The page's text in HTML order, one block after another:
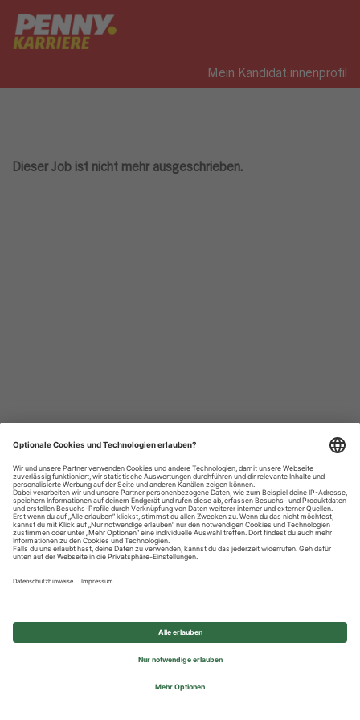
Mein Kandidat:innenprofil
Dieser Job ist nicht mehr ausgeschrieben.
Datenschutzhinweise
Impressum
Privatsphäre-Einstellungen
© 2026 REWE Group - All rights reserved